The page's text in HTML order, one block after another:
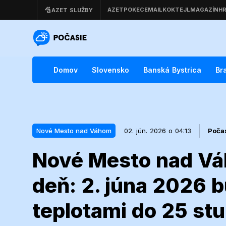
Domov Slovensko Banská Bystrica
Nové Mesto nad Váhom 02. jún. 2026 o 04:13
Nové Mesto nad
deň: 2. júna 2026
teplotami do 25
Nové Mesto nad Váhom
Nové Mesto